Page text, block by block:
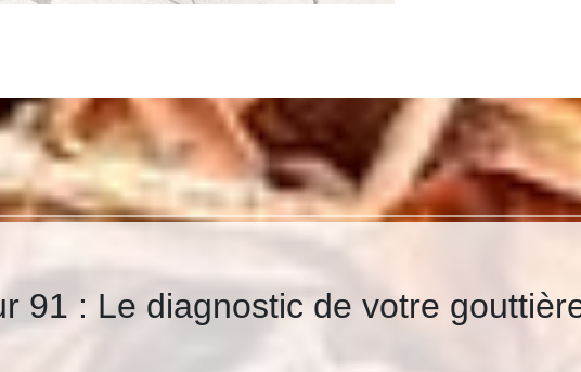
91 : Le diagnostic de votre